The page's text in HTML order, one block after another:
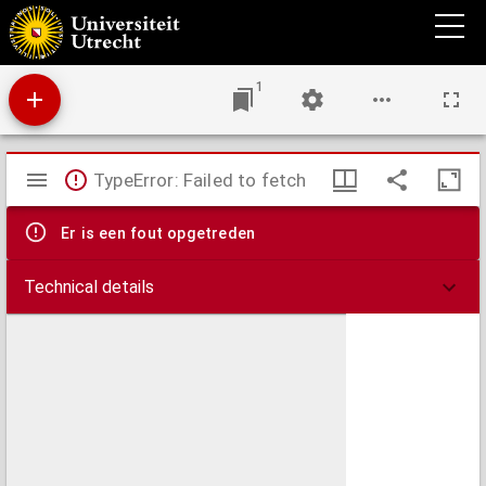
Dispvtatio theologica, de studio verbi divini
1
Mirador
viewer
TypeError: Failed to fetch
Er is een fout opgetreden
Technical details